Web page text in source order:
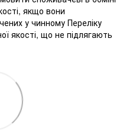
якщо вони
у чинному Переліку
якості, що не підлягають